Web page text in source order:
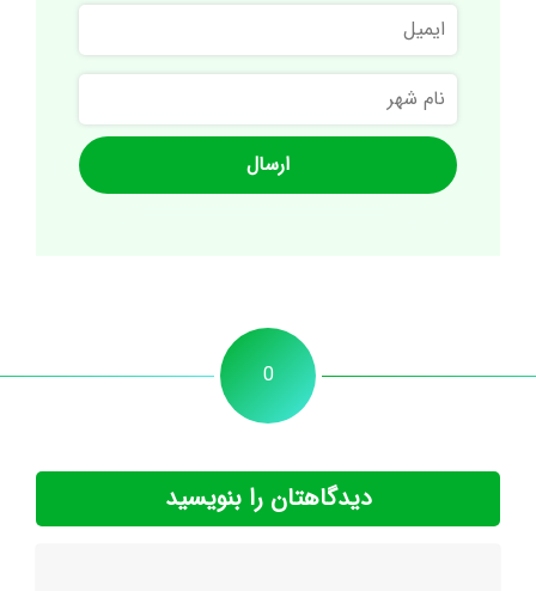
ایمیل
نام
شهر
0
دیدگاهتان را بنویسید